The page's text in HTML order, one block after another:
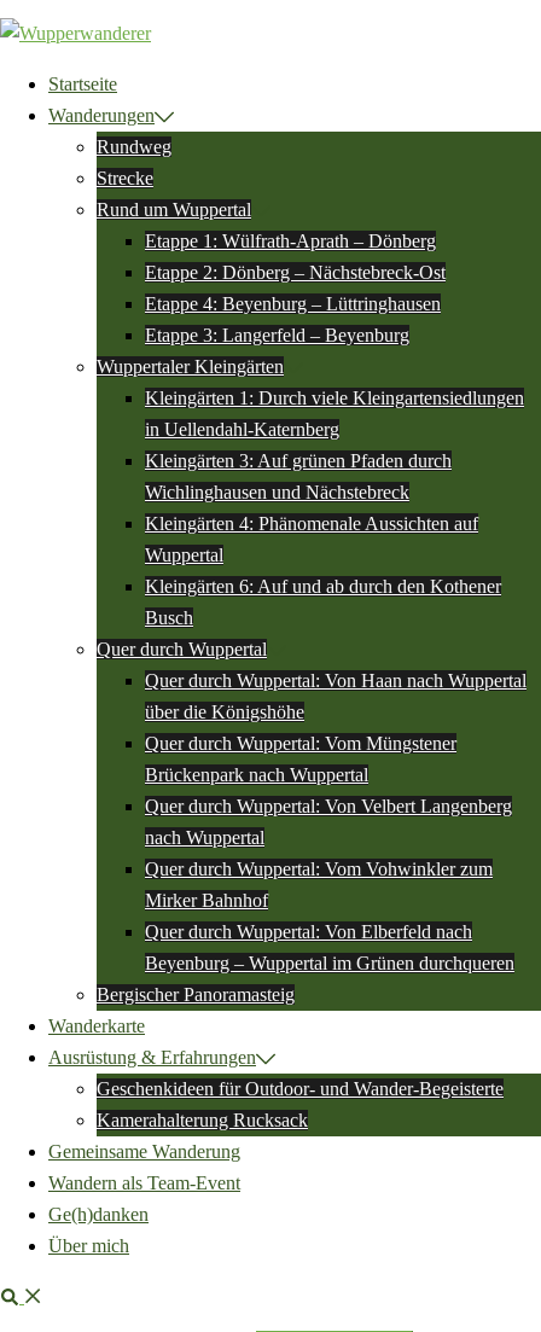
Zum
Inhalt
springenStartseite
Wanderungen
Rundweg
Strecke
Rund um Wuppertal
Etappe 1: Wülfrath-Aprath – Dönberg
Etappe 2: Dönberg – Nächstebreck-Ost
Etappe 4: Beyenburg – Lüttringhausen
Etappe 3: Langerfeld – Beyenburg
Wuppertaler Kleingärten
Kleingärten 1: Durch viele Kleingartensiedlungen
in Uellendahl-Katernberg
Kleingärten 3: Auf grünen Pfaden durch
Wichlinghausen und Nächstebreck
Kleingärten 4: Phänomenale Aussichten auf
Wuppertal
Kleingärten 6: Auf und ab durch den Kothener
Busch
Quer durch Wuppertal
Quer durch Wuppertal: Von Haan nach Wuppertal
über die Königshöhe
Quer durch Wuppertal: Vom Müngstener
Brückenpark nach Wuppertal
Quer durch Wuppertal: Von Velbert Langenberg
nach Wuppertal
Quer durch Wuppertal: Vom Vohwinkler zum
Mirker Bahnhof
Quer durch Wuppertal: Von Elberfeld nach
Beyenburg – Wuppertal im Grünen durchqueren
Bergischer Panoramasteig
Wanderkarte
Ausrüstung & Erfahrungen
Geschenkideen für Outdoor- und Wander-Begeisterte
Kamerahalterung Rucksack
Gemeinsame Wanderung
Wandern als Team-Event
Ge(h)danken
Über mich
Suche